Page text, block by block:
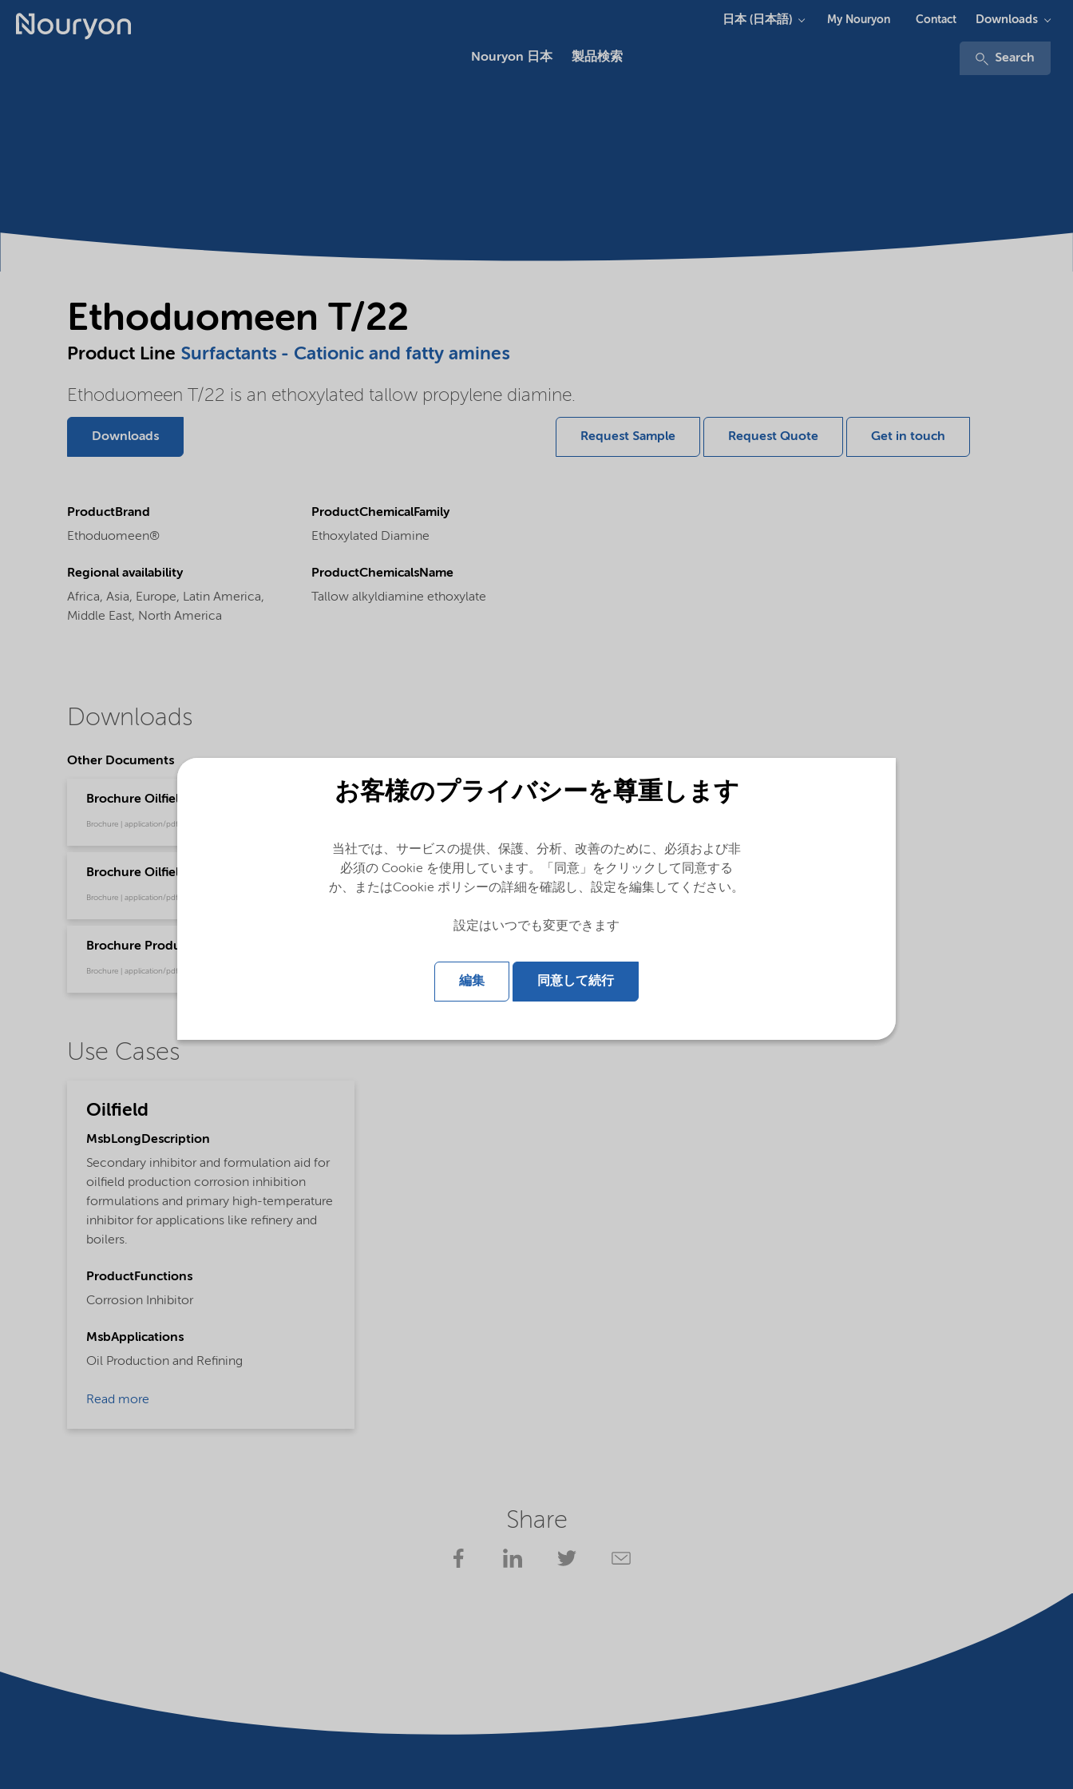
Nouryon 日本 製品検索 Search
日本 (日本語) My Nouryon Contact Downloads
Ethoduomeen T/22
Product Line Surfactants - Cationic and fatty amines
Ethoduomeen T/22 is an ethoxylated tallow propylene diamine.
Downloads Request Sample Request Quote Get in touch
ProductBrand
Ethoduomeen®
ProductChemicalFamily
Ethoxylated Diamine
Regional availability
Africa, Asia, Europe, Latin America,
Middle East, North America
ProductChemicalsName
Tallow alkyldiamine ethoxylate
Downloads
Other Documents
Brochure Oilfield Chemicals Product Range - Global (English)
Brochure | application/pdf (244.9 KB) | English
Brochure Oilfield Corrosion Inhibitors - Global (English)
Brochure | application/pdf (485.6 KB) | English
Brochure Production Chemical Solutions - Global (English)
Brochure | application/pdf (753.9 KB) | English
Use Cases
Oilfield
MsbLongDescription
Secondary inhibitor and formulation aid for
oilfield production corrosion inhibition
formulations and primary high-temperature
inhibitor for applications like refinery and
boilers.
ProductFunctions
Corrosion Inhibitor
MsbApplications
Oil Production and Refining
Read more
Share
お客様のプライバシーを尊重します
当社では、サービスの提供、保護、分析、改善のために、必須および非
必須の Cookie を使用しています。「同意」をクリックして同意する
か、またはCookie ポリシーの詳細を確認し、設定を編集してください。
設定はいつでも変更できます
編集 同意して続行